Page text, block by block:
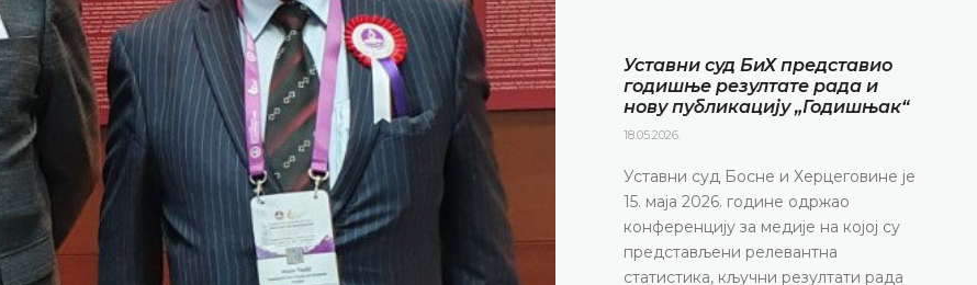
Уставни суд БиХ представио
годишње резултате рада и
нову публикацију „Годишњак“
18.05.2026.
Уставни суд Босне и Херцеговине је
15. маја 2026. године одржао
конференцију за медије на којој су
представљени релевантна
статистика, кључни резултати рада